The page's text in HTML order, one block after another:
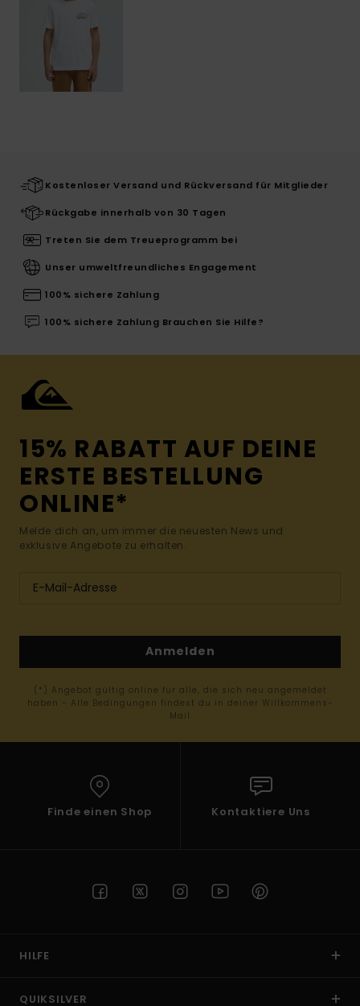
Kostenloser Versand und Rückversand für Mitglieder
Rückgabe innerhalb von 30 Tagen
Treten Sie dem Treueprogramm bei
Unser umweltfreundliches Engagement
100% sichere Zahlung
100% sichere Zahlung Brauchen Sie Hilfe?
15% RABATT AUF DEINE
ERSTE BESTELLUNG
ONLINE*
Melde dich an, um immer die neuesten News und
exklusive Angebote zu erhalten.
Anmelden
(*) Angebot gültig online für alle, die sich neu angemeldet
haben - Alle Bedingungen findest du in deiner Willkommens-
Mail
Finde einen Shop Kontaktiere Uns
HILFE
QUIKSILVER